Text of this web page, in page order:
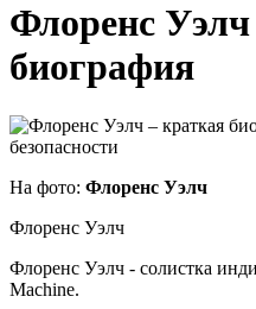
Флоренс
биография
На фото: Флоренс Уэлч
Флоренс Уэлч
Флоренс Уэлч - солистка
Machine.